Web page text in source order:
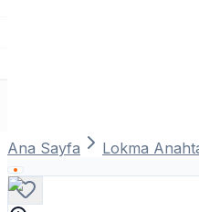
Ana Sayfa Lokma